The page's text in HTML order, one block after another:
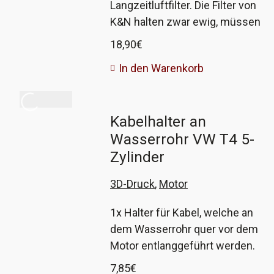
dem Motor deutlich länger die
nötige Luftdurchsatzmenge. Der
Filter ist geölt und direkt
einsetzbar. Das Set mit Reiniger
und 074 129 620A
Langzeitluftfilter. Die Filter von
K&N halten zwar ewig, müssen
aber doch gewartet werden, Dafür
gibt es dieses Set aus einem
Reiniger und dem speziellen Öl.
und Staub, danach sprüht ihr ihn
wieder mit dem Öl ein, damit der
nächste Dreck sicher abgehalten
18,90€
In den Warenkorb
Kabelhalter an
Wasserrohr VW T4 5-
Zylinder
3D-Druck, Motor
1x Halter für Kabel, welche an
dem Wasserrohr quer vor dem
Motor entlanggeführt werden.
Von dem Halter sitzen 2 Stück
7,85€